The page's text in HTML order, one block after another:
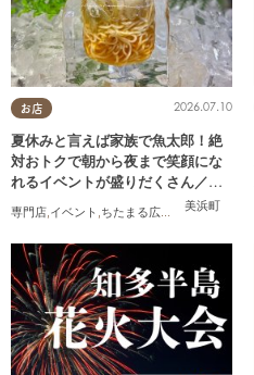
お店
美浜町
2026.07.10
夏休みと言えば家族で魚太郎！絶
対おトクで朝から夜まで笑顔にな
れるイベントが盛りだくさん／ち
たまる広告
専門店,イベント ,ちたまる広告 家族